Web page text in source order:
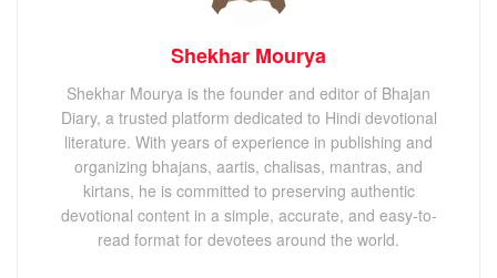
Shekhar Mourya
Shekhar Mourya is the founder and editor of Bhajan
Diary, a trusted platform dedicated to Hindi devotional
literature. With years of experience in publishing and
organizing bhajans, aartis, chalisas, mantras, and
kirtans, he is committed to preserving authentic
devotional content in a simple, accurate, and easy-to-
read format for devotees around the world.